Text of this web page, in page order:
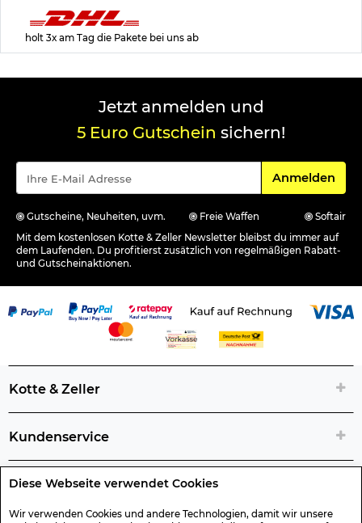
Diese Webseite verwendet Cookies
Wir verwenden Cookies und andere Technologien, damit wir unsere
holt 3x am Tag die Pakete bei uns ab
Jetzt anmelden und
5 Euro Gutschein sichern!
Für den
Anmelden
Gutscheine, Neuheiten, uvm. Freie Waffen
Softair
Mit dem kostenlosen Kotte & Zeller Newsletter bleibst du immer auf
dem Laufenden. Du profitierst zusätzlich von regelmäßigen Rabatt-
und Gutscheinaktionen.
Kotte & Zeller
Kundenservice
Rechtliche Artikelinfos